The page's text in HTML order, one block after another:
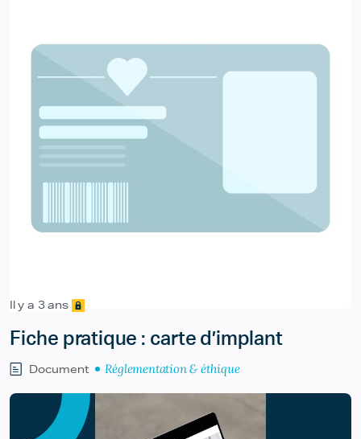
Il y a 3 ans
Fiche pratique : carte d’implant
Document Réglementation & éthique